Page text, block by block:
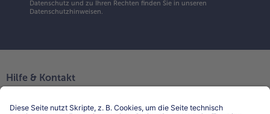
Datenschutz und zu Ihren Rechten finden Sie in unseren
Datenschutzhinweisen.
Hilfe & Kontakt